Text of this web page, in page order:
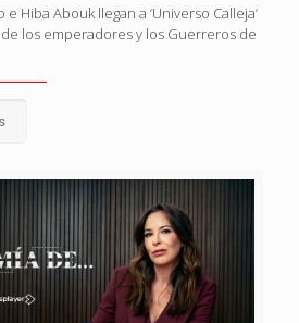
Hiba Abouk llegan a ‘Universo Calleja’
los emperadores y los Guerreros de